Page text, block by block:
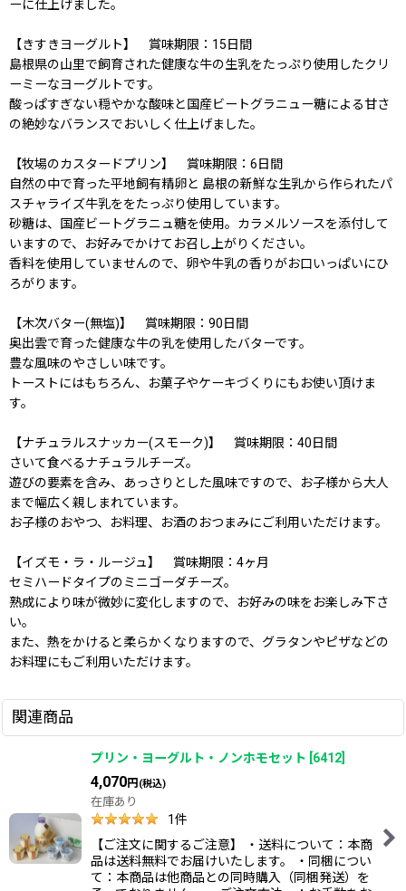
ーに仕上げました。
【きすきヨーグルト】 賞味期限：15日間
島根県の山里で飼育された健康な牛の生乳をたっぷり使用したクリ
ーミーなヨーグルトです。
酸っぱすぎない穏やかな酸味と国産ビートグラニュー糖による甘さ
の絶妙なバランスでおいしく仕上げました。
【牧場のカスタードプリン】 賞味期限：6日間
自然の中で育った平地飼有精卵と 島根の新鮮な生乳から作られたパ
スチャライズ牛乳ををたっぷり使用しています。
砂糖は、国産ビートグラニュ糖を使用。カラメルソースを添付して
いますので、お好みでかけてお召し上がりください。
香料を使用していませんので、卵や牛乳の香りがお口いっぱいにひ
ろがります。
【木次バター(無塩)】 賞味期限：90日間
奥出雲で育った健康な牛の乳を使用したバターです。
豊な風味のやさしい味です。
トーストにはもちろん、お菓子やケーキづくりにもお使い頂けま
す。
【ナチュラルスナッカー(スモーク)】 賞味期限：40日間
さいて食べるナチュラルチーズ。
遊びの要素を含み、あっさりとした風味ですので、お子様から大人
まで幅広く親しまれています。
お子様のおやつ、お料理、お酒のおつまみにご利用いただけます。
【イズモ・ラ・ルージュ】 賞味期限：4ヶ月
セミハードタイプのミニゴーダチーズ。
熟成により味が微妙に変化しますので、お好みの味をお楽しみ下さ
い。
また、熱をかけると柔らかくなりますので、グラタンやピザなどの
お料理にもご利用いただけます。
関連商品
プリン・ヨーグルト・ノンホモセット 6412
4,070円 (税込)
在庫あり
1件
【ご注文に関するご注意】 ・送料について：本商
品は送料無料でお届けいたします。 ・同梱につい
て：本商品は他商品との同時購入（同梱発送）を